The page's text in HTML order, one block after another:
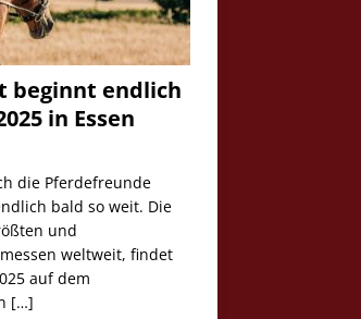
beginnt endlich
in Essen
die Pferdefreunde
bald so weit. Die
und
weltweit, findet
auf dem
[…]